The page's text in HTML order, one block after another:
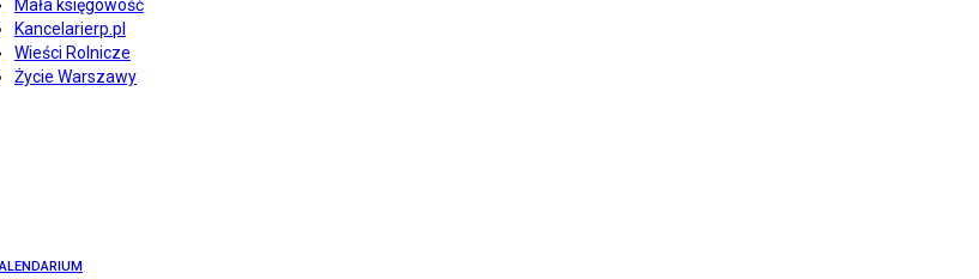
Mała księgowość
Kancelarierp.pl
Wieści Rolnicze
Życie Warszawy